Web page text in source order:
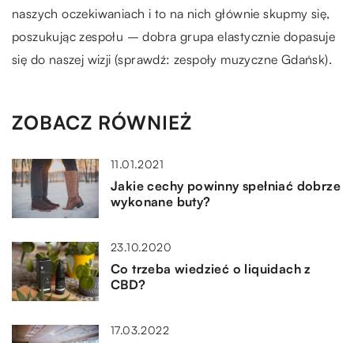
naszych oczekiwaniach i to na nich głównie skupmy się,
poszukując zespołu – dobra grupa elastycznie dopasuje
się do naszej wizji (sprawdź: zespoły muzyczne Gdańsk).
ZOBACZ RÓWNIEŻ
11.01.2021
Jakie cechy powinny spełniać dobrze
wykonane buty?
23.10.2020
Co trzeba wiedzieć o liquidach z
CBD?
17.03.2022